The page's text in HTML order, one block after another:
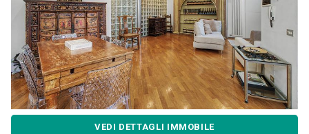
VEDI DETTAGLI IMMOBILE